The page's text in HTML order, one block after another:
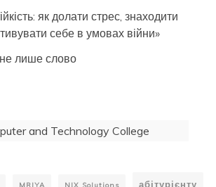
як долати стрес, знаходити
себе в умовах війни»
лише слово
and Technology College
абітурієнту